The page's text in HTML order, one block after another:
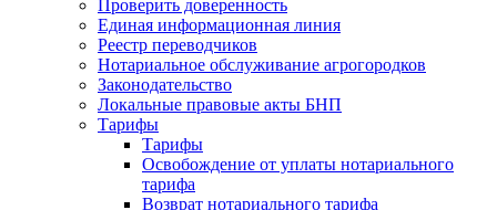
Проверить доверенность
Единая информационная линия
Реестр переводчиков
Нотариальное обслуживание агрогородков
Законодательство
Локальные правовые акты БНП
Тарифы
Тарифы
Освобождение от уплаты нотариального
тарифа
Возврат нотариального тарифа